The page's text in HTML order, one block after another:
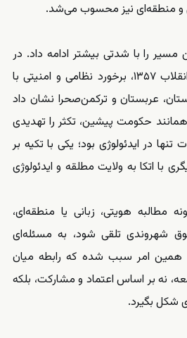
منطقه‌ای نیز محسوب می‌شد.
را با شدتی بیشتر ادامه داد. در
نخستین ماه‌های پس از انقلاب ۱۳۵۷، برخورد نظامی و امنیتی با
عربستان و ترکمن‌صحرا نشان داد
حکومت پیشین، تکثر را تهدیدی
در ایدئولوژی بود؛ یکی با تکیه بر
با اتکا به ولایت مطلقه و ایدئولوژی
مطالبه هویتی، زبانی یا منطقه‌ای،
شهروندی تلقی شود، به مسئله‌ای
همین امر سبب شده که رابطه میان
نه بر اساس اعتماد و مشارکت، بلکه
شکل بگیرد.